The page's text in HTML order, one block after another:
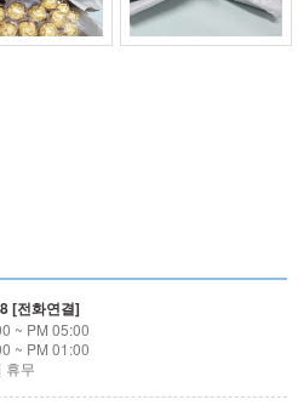
[전화연결]
~ PM 05:00
~ PM 01:00
휴무